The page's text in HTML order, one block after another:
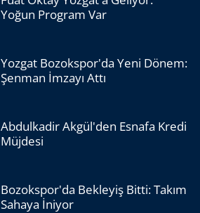
Yoğun Program Var
Yozgat Bozokspor'da Yeni Dönem:
Şenman İmzayı Attı
Abdulkadir Akgül'den Esnafa Kredi
Müjdesi
Bozokspor'da Bekleyiş Bitti: Takım
Sahaya İniyor